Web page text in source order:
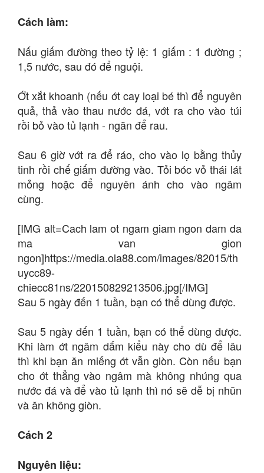
Cách làm:
Nấu giấm đường theo tỷ lệ: 1 giấm : 1 đường ;
1,5 nước, sau đó để nguội.
Ớt xắt khoanh (nếu ớt cay loại bé thì để nguyên
quả, thả vào thau nước đá, vớt ra cho vào túi
rồi bỏ vào tủ lạnh - ngăn để rau.
Sau 6 giờ vớt ra để ráo, cho vào lọ bằng thủy
tinh rồi chế giấm đường vào. Tỏi bóc vỏ thái lát
mỏng hoặc để nguyên ánh cho vào ngâm
cùng.
[IMG alt=Cach lam ot ngam giam ngon dam da
ma van gion
ngon]https://media.ola88.com/images/82015/th
uycc89-
chiecc81ns/220150829213506.jpg[/IMG]
Sau 5 ngày đến 1 tuần, bạn có thể dùng được.
Sau 5 ngày đến 1 tuần, bạn có thể dùng được.
Khi làm ớt ngâm dấm kiểu này cho dù để lâu
thì khi bạn ăn miếng ớt vẫn giòn. Còn nếu bạn
cho ớt thẳng vào ngâm mà không nhúng qua
nước đá và để vào tủ lạnh thì nó sẽ dễ bị nhũn
và ăn không giòn.
Cách 2
Nguyên liệu: